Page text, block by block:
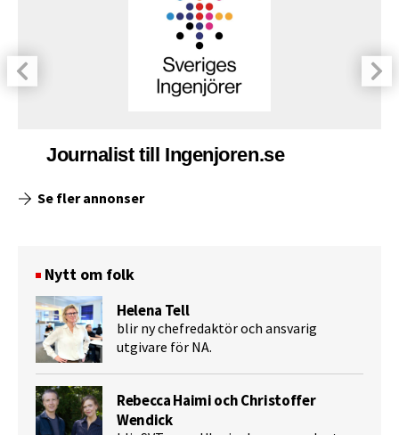
Journalist till Ingenjoren.se
Se fler annonser
Nytt om folk
Helena Tell
blir ny chefredaktör och ansvarig
utgivare för NA.
Rebecca Haimi och Christoffer
Wendick